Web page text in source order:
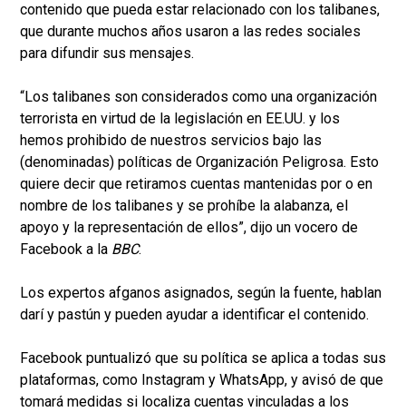
contenido que pueda estar relacionado con los talibanes,
que durante muchos años usaron a las redes sociales
para difundir sus mensajes.
“Los talibanes son considerados como una organización
terrorista en virtud de la legislación en EE.UU. y los
hemos prohibido de nuestros servicios bajo las
(denominadas) políticas de Organización Peligrosa. Esto
quiere decir que retiramos cuentas mantenidas por o en
nombre de los talibanes y se prohíbe la alabanza, el
apoyo y la representación de ellos”, dijo un vocero de
Facebook a la BBC.
Los expertos afganos asignados, según la fuente, hablan
darí y pastún y pueden ayudar a identificar el contenido.
Facebook puntualizó que su política se aplica a todas sus
plataformas, como Instagram y WhatsApp, y avisó de que
tomará medidas si localiza cuentas vinculadas a los